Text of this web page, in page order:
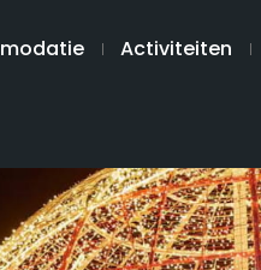
Activiteiten